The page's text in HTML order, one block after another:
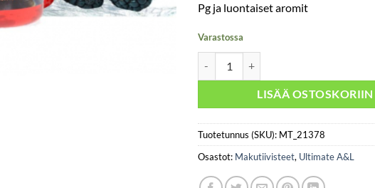
Pg ja luontaiset aromit
Varastossa
LISÄÄ OSTOSKORIIN
Tuotetunnus (SKU): MT_21378
Osastot: Makutiivisteet, Ultimate A&L